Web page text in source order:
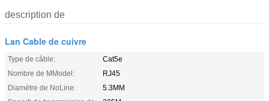
description de
Lan Cable de cuivre
Type de câble:
Cat5e
Nombre de MModel:
RJ45
Diamètre de NoLine:
5.3MM